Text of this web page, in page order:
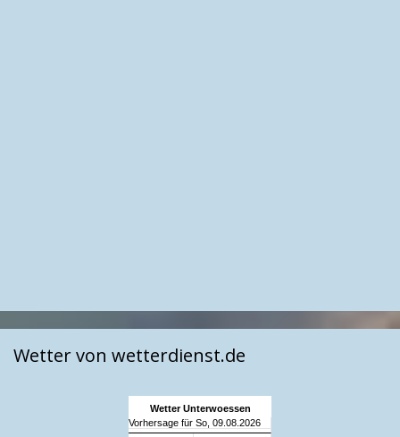
Wetter von wetterdienst.de
Wetter Unterwoessen
Vorhersage für So, 09.08.2026